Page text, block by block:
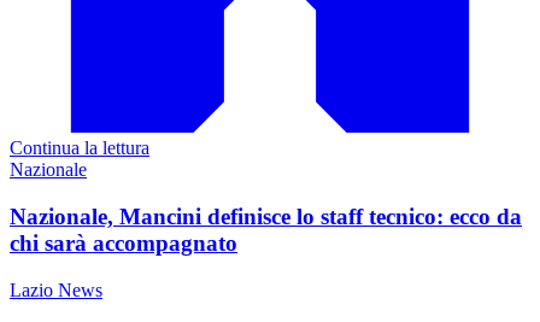
Continua la lettura
Nazionale
Nazionale, Mancini definisce lo staff tecnico: ecco da
chi sarà accompagnato
Lazio News